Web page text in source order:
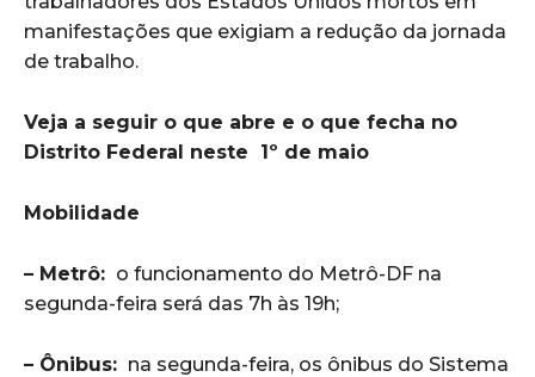
manifestações que exigiam a redução da jornada
de trabalho.
Veja a seguir o que abre e o que fecha no
Distrito Federal neste 1º de maio
Mobilidade
– Metrô: o funcionamento do Metrô-DF na
segunda-feira será das 7h às 19h;
– Ônibus: na segunda-feira, os ônibus do Sistema